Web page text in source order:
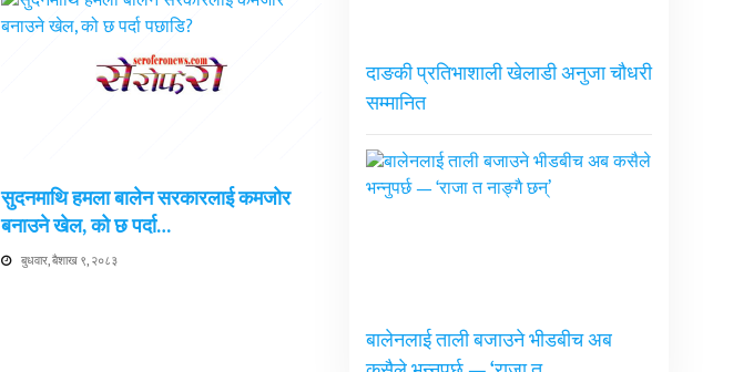
सुदनमाथि हमला बालेन सरकारलाई कमजोर
बनाउने खेल, को छ पर्दा…
बुधवार, बैशाख ९, २०८३
दाङकी प्रतिभाशाली खेलाडी अनुजा चौधरी
सम्मानित
बालेनलाई ताली बजाउने भीडबीच अब